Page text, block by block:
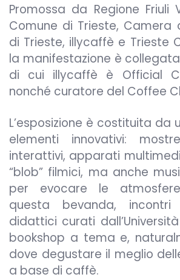
Promossa da Regione Friuli
Comune di Trieste, Camera
di Trieste, illycaffè e Trieste
la manifestazione è collegata
di cui illycaffè è Official
nonché curatore del Coffee
L’esposizione è costituita da
elementi innovativi:
interattivi, apparati
“blob” filmici, ma anche
per evocare le
questa bevanda,
didattici curati
bookshop a tema e,
dove degustare il meglio
a base di caffè.